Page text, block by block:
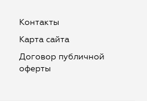
Контакты
Карта сайта
Договор публичной
оферты